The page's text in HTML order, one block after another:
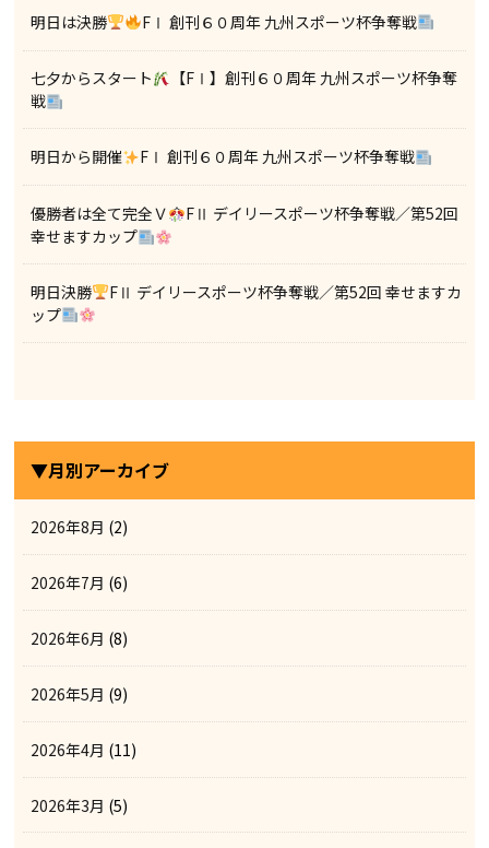
明日は決勝 FⅠ 創刊６０周年 九州スポーツ杯争奪戦
七夕からスタート
【FⅠ】創刊６０周年 九州スポーツ杯争奪
戦
明日から開催 FⅠ 創刊６０周年 九州スポーツ杯争奪戦
優勝者は全て完全Ｖ
FⅡ デイリースポーツ杯争奪戦／第52回
幸せますカップ
明日決勝
FⅡ デイリースポーツ杯争奪戦／第52回 幸せますカ
ップ
▼月別アーカイブ
2026年8月 (2)
2026年7月 (6)
2026年6月 (8)
2026年5月 (9)
2026年4月 (11)
2026年3月 (5)